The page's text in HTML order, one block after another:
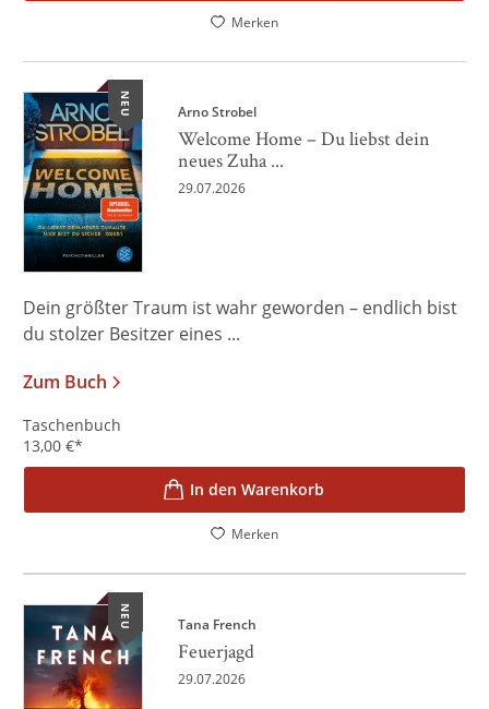
Merken
NEU Arno Strobel
Welcome Home – Du liebst dein
neues Zuha ...
29.07.2026
Dein größter Traum ist wahr geworden – endlich bist
du stolzer Besitzer eines ...
Zum Buch
Taschenbuch
13,00 €*
In den Warenkorb
Merken
NEU Tana French
Feuerjagd
29.07.2026